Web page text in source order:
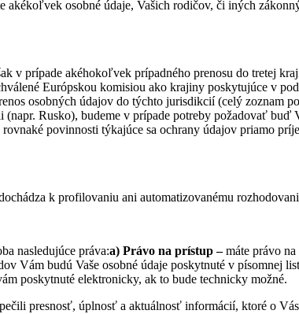
osobné údaje, Vašich rodičov, či iných
v prípade akéhokoľvek prípadného prenosu do tretej
Európskou komisiou ako krajiny poskytujúce v
osobných údajov do týchto jurisdikcií (celý zoznam
Rusko), budeme v prípade potreby požadovať buď
povinnosti týkajúce sa ochrany údajov priamo
k profilovaniu ani automatizovanému
nasledujúce práva:a) Právo na prístup –máte právo
Vám budú Vaše osobné údaje poskytnuté v písomnej
poskytnuté elektronicky, ak to bude technicky možné.
presnosť, úplnosť a aktuálnosť informácií, ktoré o